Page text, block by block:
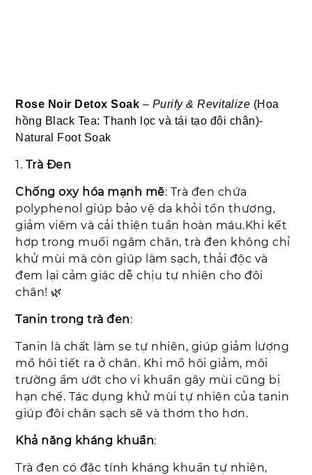
Rose Noir Detox Soak – Purify & Revitalize (Hoa
hồng Black Tea: Thanh lọc và tái tạo đôi chân)-
Natural Foot Soak
1. Trà Đen
Chống oxy hóa mạnh mẽ: Trà đen chứa
polyphenol giúp bảo vệ da khỏi tổn thương,
giảm viêm và cải thiện tuần hoàn máu.Khi kết
hợp trong muối ngâm chân, trà đen không chỉ
khử mùi mà còn giúp làm sạch, thải độc và
đem lại cảm giác dễ chịu tự nhiên cho đôi
chân! 🌿
Tanin trong trà đen:
Tanin là chất làm se tự nhiên, giúp giảm lượng
mồ hôi tiết ra ở chân. Khi mồ hôi giảm, môi
trường ẩm ướt cho vi khuẩn gây mùi cũng bị
hạn chế. Tác dụng khử mùi tự nhiên của tanin
giúp đôi chân sạch sẽ và thơm tho hơn.
Khả năng kháng khuẩn:
Trà đen có đặc tính kháng khuẩn tự nhiên,